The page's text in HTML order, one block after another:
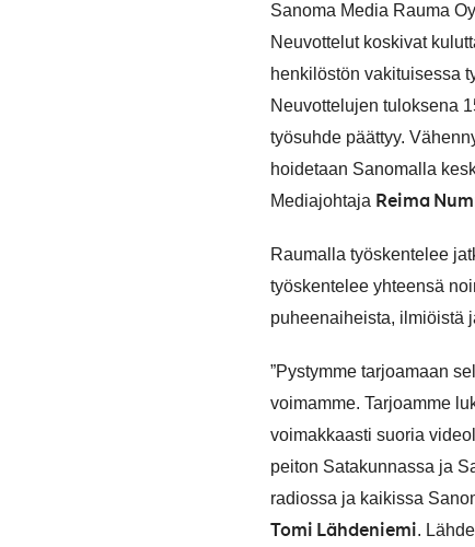
Sanoma Media Rauma
Neuvottelut koskivat
henkilöstön vakituisessa
Neuvottelujen tuloksena
työsuhde päättyy.
hoidetaan Sanomalla
Mediajohtaja Reima
Raumalla työskentelee
työskentelee yhteensä
puheenaiheista, ilmiöistä
”Pystymme tarjoamaan
voimamme. Tarjoamme
voimakkaasti suoria
peiton Satakunnassa ja
radiossa ja kaikissa
Tomi Lähdeniemi.